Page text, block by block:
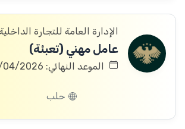
عامل مهني (تعبئة)
الموعد النهائي: 17/04/2026
حلب